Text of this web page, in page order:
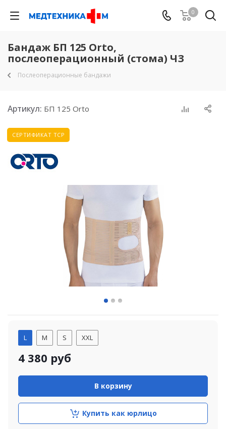
0
Бандаж БП 125 Orto,
послеоперационный (стома) ЧЗ
Послеоперационные бандажи
Артикул: БП 125 Orto
СЕРТИФИКАТ ТСР
L M S XXL
4 380 руб
В корзину
Купить как юрлицо